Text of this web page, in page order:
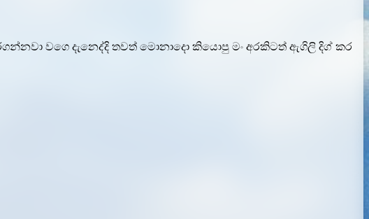
වගෙ දැනෙද්දි තවත් මොනාදො කියොපු මං අරකිටත් ඇගිලි දිග් කර